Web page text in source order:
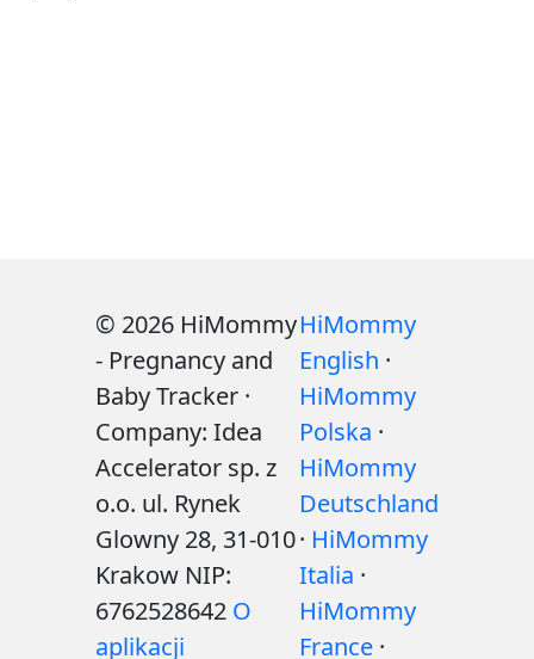
© 2026 HiMommy
- Pregnancy and
Baby Tracker ·
Company: Idea
Accelerator sp. z
o.o. ul. Rynek
Glowny 28, 31-010
Krakow NIP:
6762528642 O
aplikacji
HiMommy
English ·
HiMommy
Polska ·
HiMommy
Deutschland
· HiMommy
Italia ·
HiMommy
France ·